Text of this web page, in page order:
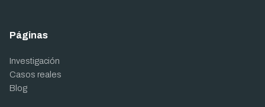
Páginas
Investigación
Casos reales
Blog